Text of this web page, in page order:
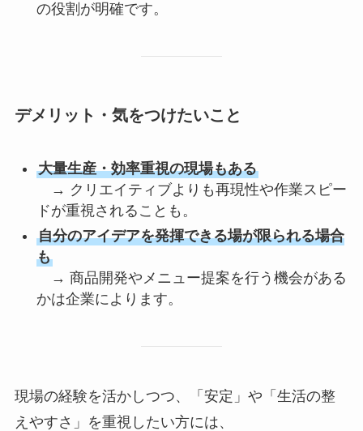
の役割が明確です。
デメリット・気をつけたいこと
大量生産・効率重視の現場もある
→ クリエイティブよりも再現性や作業スピー
ドが重視されることも。
自分のアイデアを発揮できる場が限られる場合
も
→ 商品開発やメニュー提案を行う機会がある
かは企業によります。
現場の経験を活かしつつ、「安定」や「生活の整
えやすさ」を重視したい方には、